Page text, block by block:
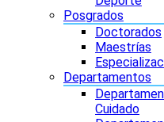
Posgrados
Doctorados
Maestrías
Departamentos
Cuidado